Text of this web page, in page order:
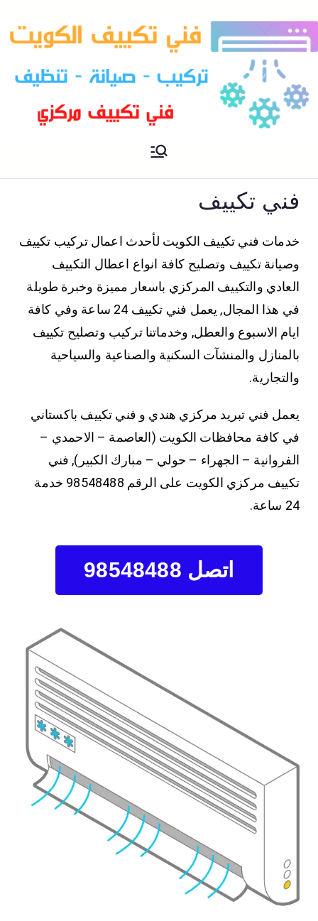
فني تكييف مركزي الكويت
فني تكييف
خدمات فني تكييف الكويت لأحدث اعمال تركيب تكييف
وصيانة تكييف وتصليح كافة انواع اعطال التكييف
العادي والتكييف المركزي باسعار مميزة وخبرة طويلة
في هذا المجال, يعمل فني تكييف 24 ساعة وفي كافة
ايام الاسبوع والعطل, وخدماتنا تركيب وتصليح تكييف
بالمنازل والمنشآت السكنية والصناعية والسياحية
والتجارية.
يعمل فني تبريد مركزي هندي و فني تكييف باكستاني
في كافة محافظات الكويت (العاصمة – الاحمدي –
الفروانية – الجهراء – حولي – مبارك الكبير), فني
تكييف مركزي الكويت على الرقم 98548488 خدمة
24 ساعة.
اتصل 98548488